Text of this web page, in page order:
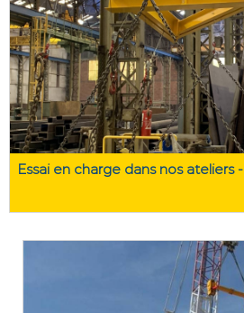
Essai en charge dans nos ateliers